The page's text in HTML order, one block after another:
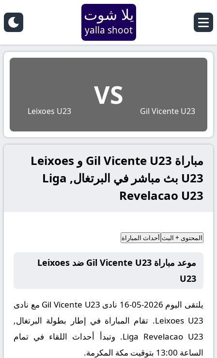
يلا شوت
yalla shoot
Gil Vicente U23
VS
Leixoes U23
مباراة Gil Vicente U23 و Leixoes
U23 بث مباشر في البرتغال, Liga
Revelacao U23
المحتوى + البث أحداث المباراة
موعد مباراة Gil Vicente U23 ضد Leixoes
U23
يلتقى اليوم 2026-05-16 نادى Gil Vicente U23 مع نادى
Leixoes U23. تقام المباراة في إطار بطولة البرتغال,
Liga Revelacao U23. وتبدأ أحداث اللقاء في تمام
الساعة 13:00 بتوقيت مكة المكرمة.